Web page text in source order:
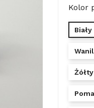
Kolor
Biały
Żółty